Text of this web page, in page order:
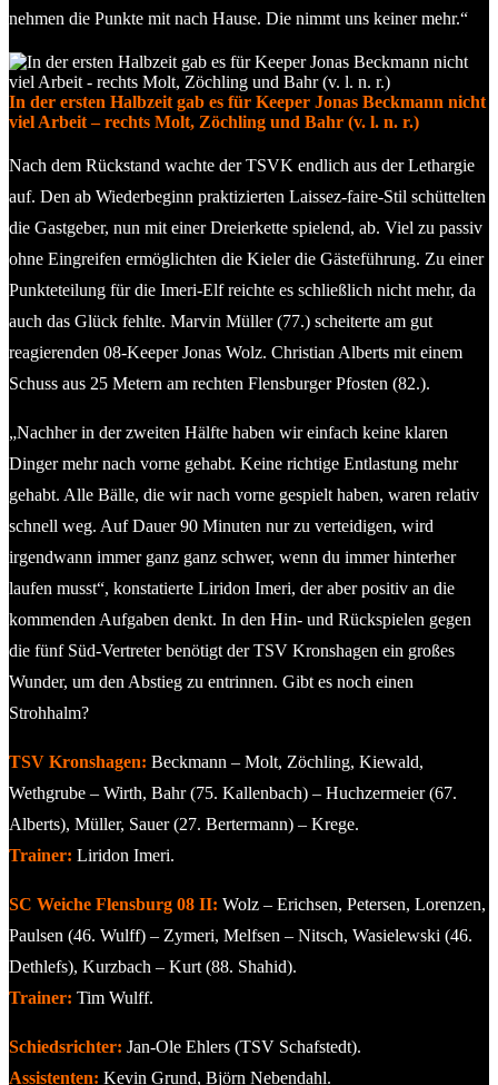
nehmen die Punkte mit nach Hause. Die nimmt uns keiner mehr.“
In der ersten Halbzeit gab es für Keeper Jonas Beckmann nicht
viel Arbeit – rechts Molt, Zöchling und Bahr (v. l. n. r.)
Nach dem Rückstand wachte der TSVK endlich aus der Lethargie
auf. Den ab Wiederbeginn praktizierten Laissez-faire-Stil schüttelten
die Gastgeber, nun mit einer Dreierkette spielend, ab. Viel zu passiv
ohne Eingreifen ermöglichten die Kieler die Gästeführung. Zu einer
Punkteteilung für die Imeri-Elf reichte es schließlich nicht mehr, da
auch das Glück fehlte. Marvin Müller (77.) scheiterte am gut
reagierenden 08-Keeper Jonas Wolz. Christian Alberts mit einem
Schuss aus 25 Metern am rechten Flensburger Pfosten (82.).
„Nachher in der zweiten Hälfte haben wir einfach keine klaren
Dinger mehr nach vorne gehabt. Keine richtige Entlastung mehr
gehabt. Alle Bälle, die wir nach vorne gespielt haben, waren relativ
schnell weg. Auf Dauer 90 Minuten nur zu verteidigen, wird
irgendwann immer ganz ganz schwer, wenn du immer hinterher
laufen musst“, konstatierte Liridon Imeri, der aber positiv an die
kommenden Aufgaben denkt. In den Hin- und Rückspielen gegen
die fünf Süd-Vertreter benötigt der TSV Kronshagen ein großes
Wunder, um den Abstieg zu entrinnen. Gibt es noch einen
Strohhalm?
TSV Kronshagen: Beckmann – Molt, Zöchling, Kiewald,
Wethgrube – Wirth, Bahr (75. Kallenbach) – Huchzermeier (67.
Alberts), Müller, Sauer (27. Bertermann) – Krege.
Trainer: Liridon Imeri.
SC Weiche Flensburg 08 II: Wolz – Erichsen, Petersen, Lorenzen,
Paulsen (46. Wulff) – Zymeri, Melfsen – Nitsch, Wasielewski (46.
Dethlefs), Kurzbach – Kurt (88. Shahid).
Trainer: Tim Wulff.
Schiedsrichter: Jan-Ole Ehlers (TSV Schafstedt).
Assistenten: Kevin Grund, Björn Nebendahl.